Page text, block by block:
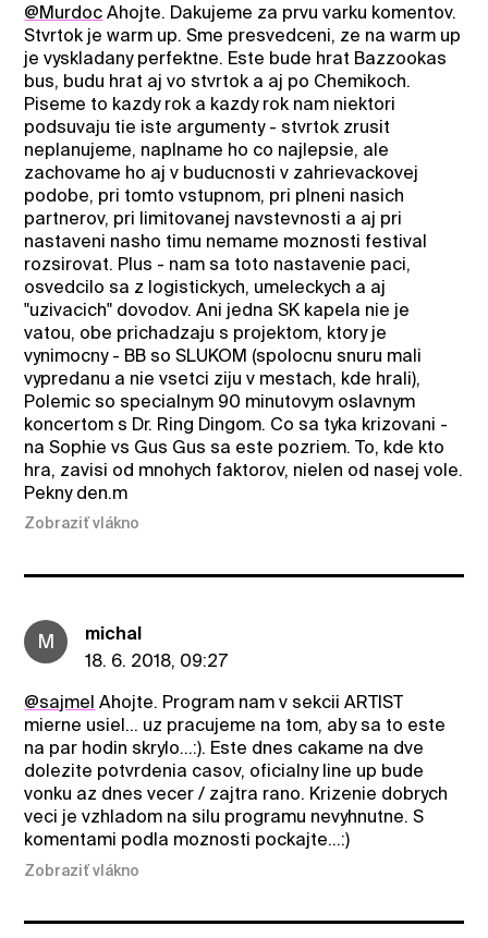
@Murdoc Ahojte. Dakujeme za prvu varku komentov.
Stvrtok je warm up. Sme presvedceni, ze na warm up
je vyskladany perfektne. Este bude hrat Bazzookas
bus, budu hrat aj vo stvrtok a aj po Chemikoch.
Piseme to kazdy rok a kazdy rok nam niektori
podsuvaju tie iste argumenty - stvrtok zrusit
neplanujeme, naplname ho co najlepsie, ale
zachovame ho aj v buducnosti v zahrievackovej
podobe, pri tomto vstupnom, pri plneni nasich
partnerov, pri limitovanej navstevnosti a aj pri
nastaveni nasho timu nemame moznosti festival
rozsirovat. Plus - nam sa toto nastavenie paci,
osvedcilo sa z logistickych, umeleckych a aj
"uzivacich" dovodov. Ani jedna SK kapela nie je
vatou, obe prichadzaju s projektom, ktory je
vynimocny - BB so SLUKOM (spolocnu snuru mali
vypredanu a nie vsetci ziju v mestach, kde hrali),
Polemic so specialnym 90 minutovym oslavnym
koncertom s Dr. Ring Dingom. Co sa tyka krizovani -
na Sophie vs Gus Gus sa este pozriem. To, kde kto
hra, zavisi od mnohych faktorov, nielen od nasej vole.
Pekny den.m
Zobraziť vlákno
M
michal
18. 6. 2018, 09:27
@sajmel Ahojte. Program nam v sekcii ARTIST
mierne usiel... uz pracujeme na tom, aby sa to este
na par hodin skrylo...:). Este dnes cakame na dve
dolezite potvrdenia casov, oficialny line up bude
vonku az dnes vecer / zajtra rano. Krizenie dobrych
veci je vzhladom na silu programu nevyhnutne. S
komentami podla moznosti pockajte...:)
Zobraziť vlákno